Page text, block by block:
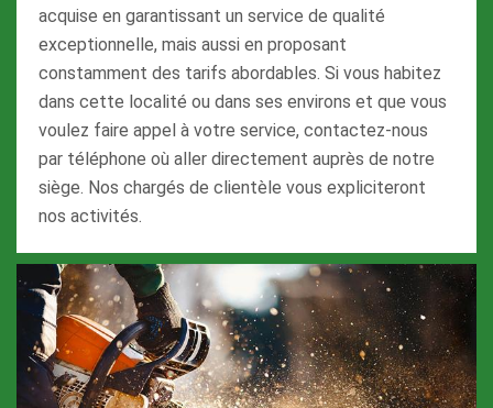
acquise en garantissant un service de qualité
exceptionnelle, mais aussi en proposant
constamment des tarifs abordables. Si vous habitez
dans cette localité ou dans ses environs et que vous
voulez faire appel à votre service, contactez-nous
par téléphone où aller directement auprès de notre
siège. Nos chargés de clientèle vous expliciteront
nos activités.